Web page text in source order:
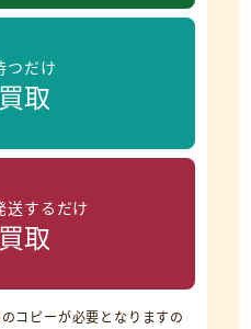
つだけ
取
送するだけ
取
コピーが必要となりますの